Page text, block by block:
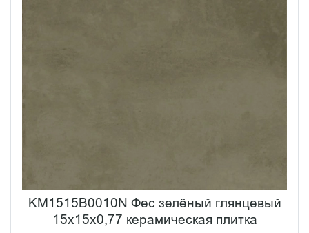
KM1515B0010N Фес зелёный глянцевый
15x15x0,77 керамическая плитка